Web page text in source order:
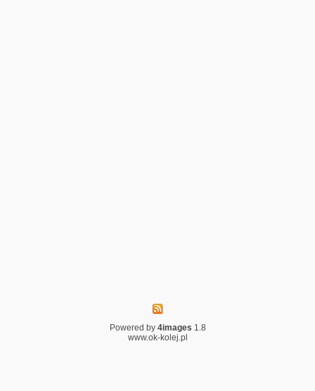
Powered by 4images 1.8
www.ok-kolej.pl